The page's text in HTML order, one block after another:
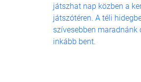
játszhat nap közben a
játszótéren. A téli
szívesebben
inkább bent.